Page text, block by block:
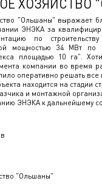
"Ольшаны"
ХОЗЯЙСТВО
"Ольшаны" выражает
ЭНЭКА за
по
мощностью 34 МВт по
площадью 10 га".
компании во время
оперативно решать
находится на стадии
и монтажной
ЭНЭКА к дальнейшему